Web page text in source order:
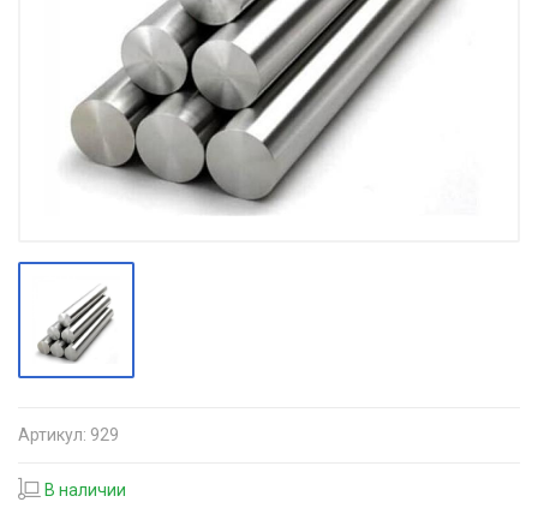
Артикул: 929
В наличии